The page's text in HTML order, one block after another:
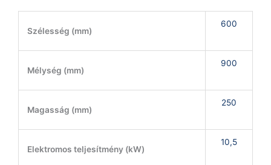
Szélesség (mm)
600
Mélység (mm)
900
Magasság (mm)
250
Elektromos teljesítmény (kW)
10,5